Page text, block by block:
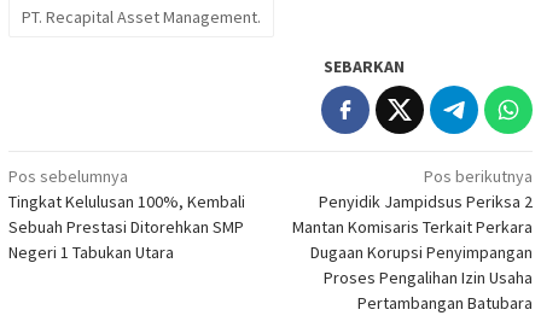
PT. Recapital Asset Management.
SEBARKAN
Navigasi
pos
Pos sebelumnya
Tingkat Kelulusan 100%, Kembali
Sebuah Prestasi Ditorehkan SMP
Negeri 1 Tabukan Utara
Pos berikutnya
Penyidik Jampidsus Periksa 2
Mantan Komisaris Terkait Perkara
Dugaan Korupsi Penyimpangan
Proses Pengalihan Izin Usaha
Pertambangan Batubara